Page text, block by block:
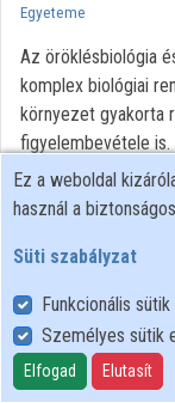
Egyeteme
Az öröklésbiológia
komplex biológiai
környezet gyakorta
figyelembevétele
adatfeldolgozás
alkalmazása.
Felhasználói szabályzat
Adatkezelési tájékoztató
Süti szabályzat
Ez a weboldal
használ a
Süti szabályzat
Funkcionális
Személyes sütik
Elfogad Elutasít